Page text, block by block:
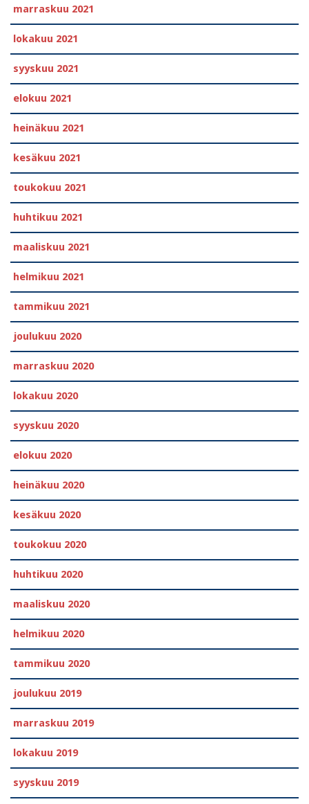
marraskuu 2021
lokakuu 2021
syyskuu 2021
elokuu 2021
heinäkuu 2021
kesäkuu 2021
toukokuu 2021
huhtikuu 2021
maaliskuu 2021
helmikuu 2021
tammikuu 2021
joulukuu 2020
marraskuu 2020
lokakuu 2020
syyskuu 2020
elokuu 2020
heinäkuu 2020
kesäkuu 2020
toukokuu 2020
huhtikuu 2020
maaliskuu 2020
helmikuu 2020
tammikuu 2020
joulukuu 2019
marraskuu 2019
lokakuu 2019
syyskuu 2019